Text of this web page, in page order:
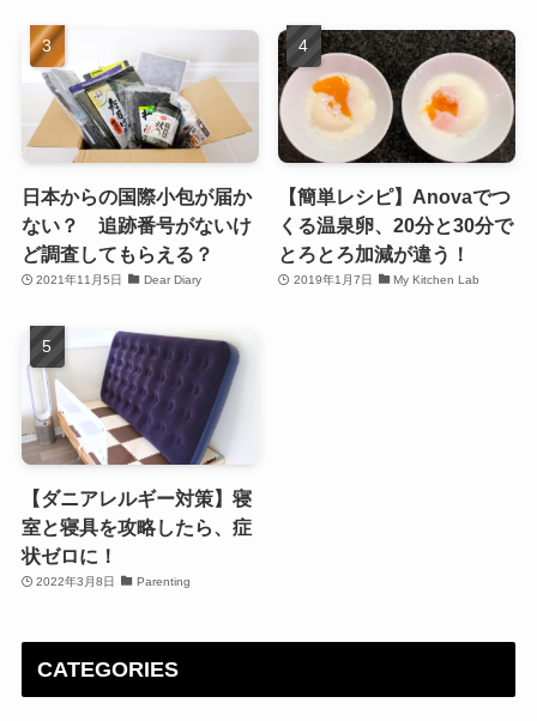
日本からの国際小包が届か
ない？ 追跡番号がないけ
ど調査してもらえる？
2021年11月5日 Dear Diary
【簡単レシピ】Anovaでつ
くる温泉卵、20分と30分で
とろとろ加減が違う！
2019年1月7日 My Kitchen Lab
【ダニアレルギー対策】寝
室と寝具を攻略したら、症
状ゼロに！
2022年3月8日 Parenting
CATEGORIES